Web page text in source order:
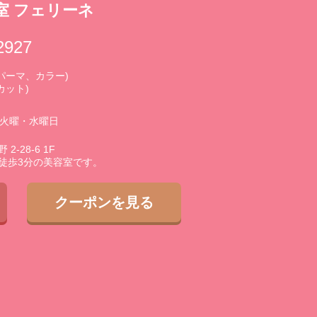
フェリーネ
ーマ、カラー)
ット)
曜・水曜日
2-28-6 1F
歩3分の美容室です。
クーポンを見る